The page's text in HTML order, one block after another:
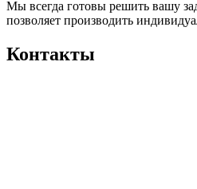
Мы всегда готовы решить вашу
позволяет производить
Контакты